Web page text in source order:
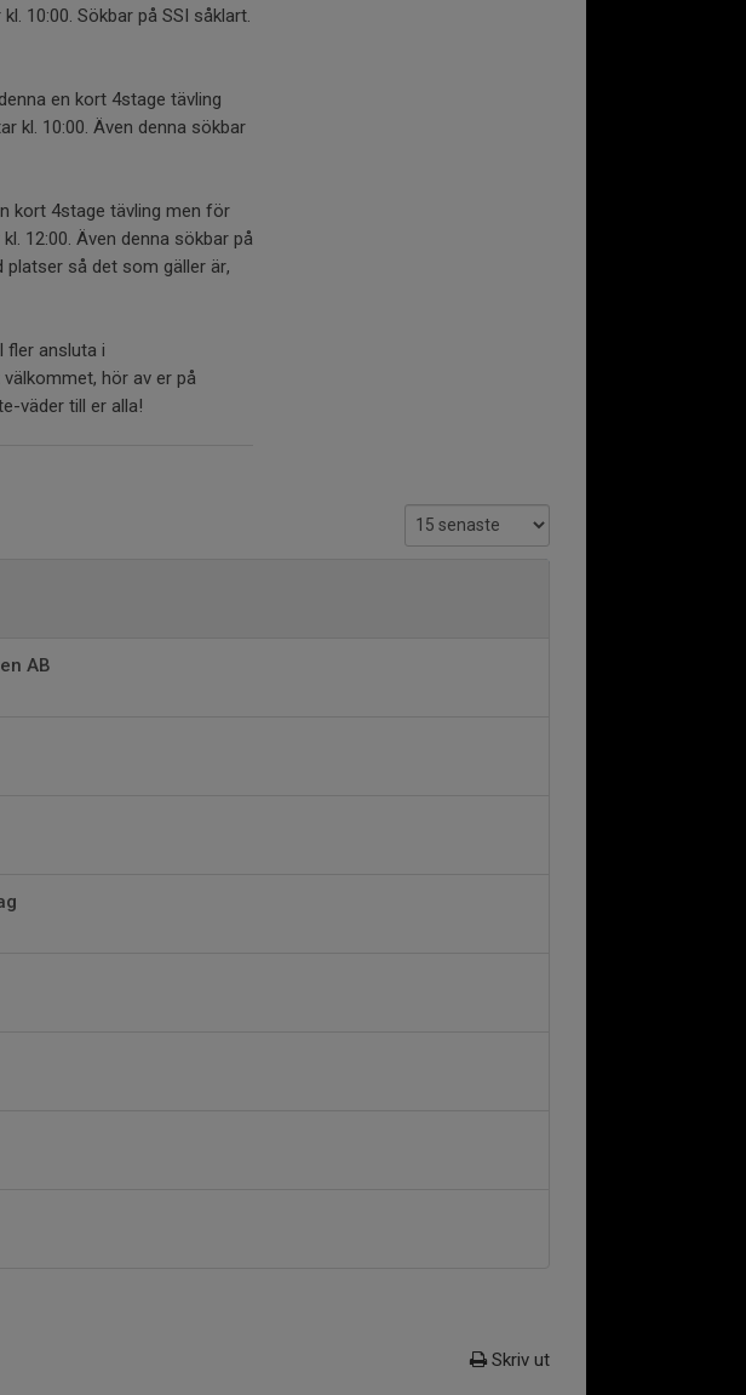
10:00. Sökbar på SSI såklart.
en kort 4stage tävling
kl. 10:00. Även denna sökbar
kort 4stage tävling men för
12:00. Även denna sökbar på
platser så det som gäller är,
fler ansluta i
hör av er på
väder till er alla!
AB
Skriv ut